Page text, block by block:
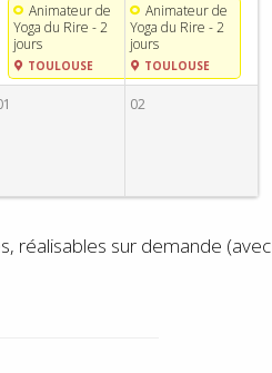
Animateur de
Yoga du Rire - 2
jours
TOULOUSE
Animateur de
Yoga du Rire - 2
jours
TOULOUSE
02
réalisables sur demande (avec